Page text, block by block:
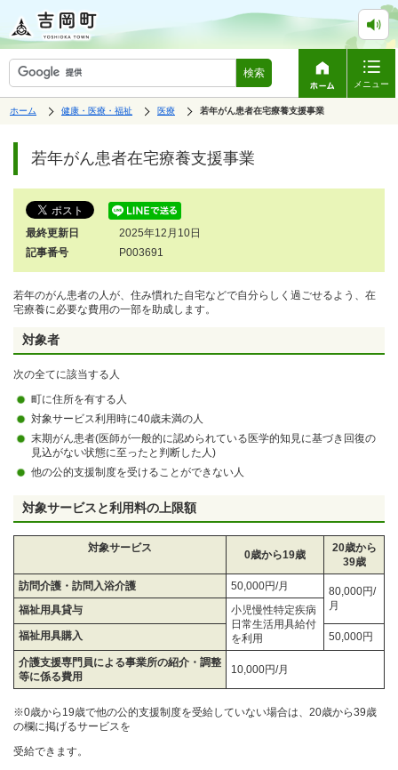
検索
メニュー
表
は、
ホーム
の
中
健康・医療・福祉
の
中
医療
の
若年がん患者在宅療養支援事業
す。
ジ
の
す。
若年がん患者在宅療養支援事業
最終更新日
2025年12月10日
記事番号
P003691
若年のがん患者の人が、住み慣れた自宅などで自分らしく過ごせるよう、在
宅療養に必要な費用の一部を助成します。
対象者
次の全てに該当する人
町に住所を有する人
対象サービス利用時に40歳未満の人
末期がん患者(医師が一般的に認められている医学的知見に基づき回復の
見込がない状態に至ったと判断した人)
他の公的支援制度を受けることができない人
対象サービスと利用料の上限額
対象サービス
0歳から19歳
20歳から
39歳
訪問介護・訪問入浴介護
50,000円/月
80,000円/
月
福祉用具貸与
小児慢性特定疾病
日常生活用具給付
を利用
福祉用具購入 50,000円
介護支援専門員による事業所の紹介・調整
等に係る費用
10,000円/月
※0歳から19歳で他の公的支援制度を受給していない場合は、20歳から39歳
の欄に掲げるサービスを
受給できます。